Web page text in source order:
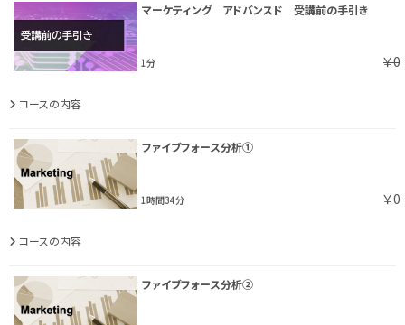
マーケティング アドバンスド 受講前の手引き
1分 ￥0
コースの内容
ファイブフォース分析①
1時間34分 ￥0
コースの内容
ファイブフォース分析②